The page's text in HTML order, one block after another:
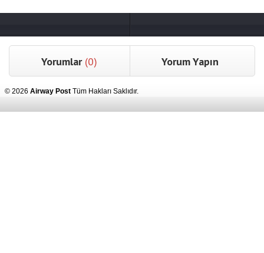
Yorumlar (0) Yorum Yapın
© 2026 Airway Post Tüm Hakları Saklıdır.